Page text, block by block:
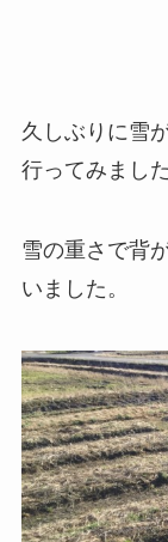
久しぶりに雪
行ってみました
雪の重さで背
いました。